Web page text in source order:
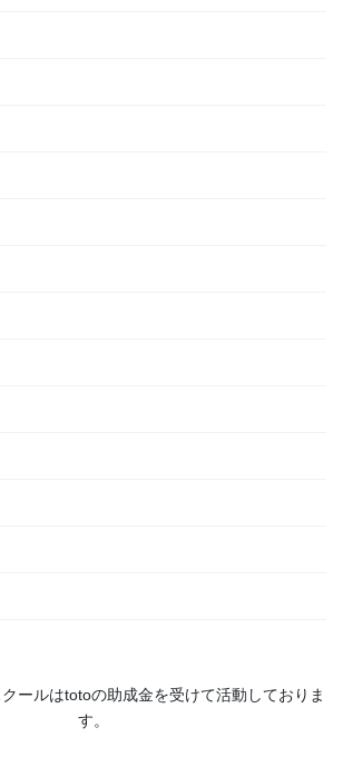
ールはtotoの助成金を受けて活動してお りま
す。